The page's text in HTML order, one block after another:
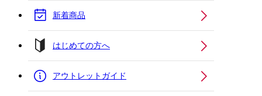
新着商品
はじめての方へ
アウトレットガイド